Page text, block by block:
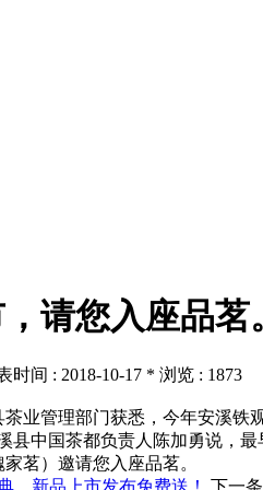
请您入座品茗
时间 : 2018-10-17 * 浏览 : 1873
管理部门获悉，今年安溪铁观
县中国茶都负责人陈加勇说，
茗）邀请您入座品茗。
，新品上市发布免费送！ 下一